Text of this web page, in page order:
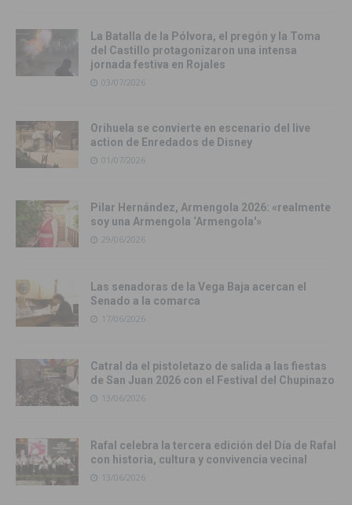
La Batalla de la Pólvora, el pregón y la Toma
del Castillo protagonizaron una intensa
jornada festiva en Rojales
03/07/2026
Orihuela se convierte en escenario del live
action de Enredados de Disney
01/07/2026
Pilar Hernández, Armengola 2026: «realmente
soy una Armengola ‘Armengola'»
29/06/2026
Las senadoras de la Vega Baja acercan el
Senado a la comarca
17/06/2026
Catral da el pistoletazo de salida a las fiestas
de San Juan 2026 con el Festival del Chupinazo
13/06/2026
Rafal celebra la tercera edición del Día de Rafal
con historia, cultura y convivencia vecinal
13/06/2026